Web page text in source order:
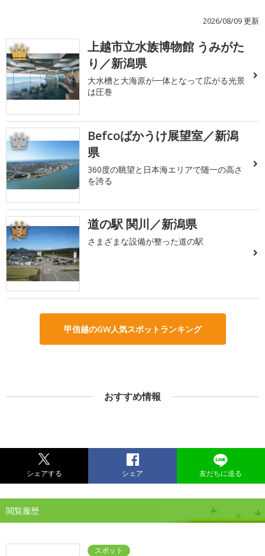
2026/08/09 更新
1
上越市立水族博物館 うみがた
り／新潟県
大水槽と大海原が一体となって広がる光景
は圧巻
2
Befcoばかうけ展望室／新潟
県
360度の眺望と日本海エリアで随一の高さ
を誇る
3 道の駅 関川／新潟県
さまざまな設備が整った道の駅
甲信越のGW人気スポットランキング
おすすめ情報
シェアする シェア 友だちに送る
閲覧履歴